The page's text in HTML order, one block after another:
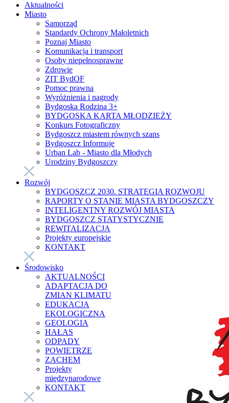
Aktualności
Miasto
Samorząd
Standardy Ochrony Małoletnich
Poznaj Miasto
Komunikacja i transport
Osoby niepełnosprawne
Zdrowie
ZIT BydOF
Pomoc prawna
Wyróżnienia i nagrody
Bydgoska Rodzina 3+
BYDGOSKA KARTA MŁODZIEŻY
Konkurs Fotograficzny
Bydgoszcz miastem równych szans
Bydgoszcz Informuje
Urban Lab - Miasto dla Młodych
Urodziny Bydgoszczy
Rozwój
BYDGOSZCZ 2030. STRATEGIA ROZWOJU
RAPORTY O STANIE MIASTA BYDGOSZCZY
INTELIGENTNY ROZWÓJ MIASTA
BYDGOSZCZ STATYSTYCZNIE
REWITALIZACJA
Projekty europejskie
KONTAKT
Środowisko
AKTUALNOŚCI
ADAPTACJA DO
ZMIAN KLIMATU
EDUKACJA
EKOLOGICZNA
GEOLOGIA
HAŁAS
ODPADY
POWIETRZE
ZACHEM
Projekty
międzynarodowe
KONTAKT